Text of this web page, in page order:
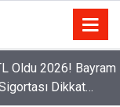
Oldu 2026! Bayram
Dikkat